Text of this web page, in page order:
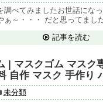
調べてみましたお世話にな
ぁ～・・・ だと思ってまし
記事を読む
| マスクゴム マスク
自作 マスク 手作り
未分類